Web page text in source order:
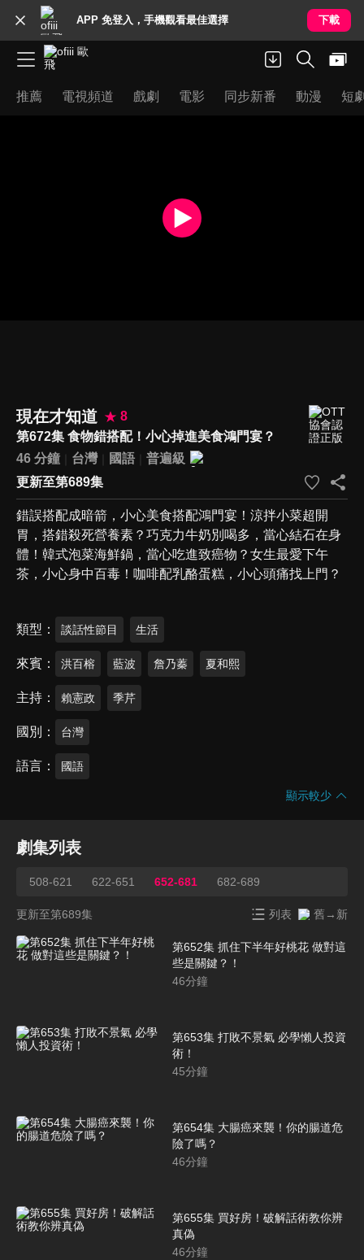
APP 免登入，手機觀看最佳選擇 下載
推薦 電視頻道 戲劇 電影 同步新番 動漫 短
現在才知道
8
第672集 食物錯搭配！小心掉進美食鴻門宴？
46 分鐘
台灣 國語
普遍級
更新至第689集
錯誤搭配成暗箭，小心美食搭配鴻門宴！涼拌小菜超開
胃，搭錯殺死營養素？巧克力牛奶別喝多，當心結石在身
體！韓式泡菜海鮮鍋，當心吃進致癌物？女生最愛下午
茶，小心身中百毒！咖啡配乳酪蛋糕，小心頭痛找上門？
類型 談話性節目 生活
來賓 洪百榕 藍波 詹乃蓁 夏和熙
主持 賴憲政 季芹
國別 台灣
語言 國語
顯示較少
劇集列表
508-621 622-651 652-681 682-689
更新至第689集 列表 舊→新
第652集 抓住下半年好桃花 做對這
些是關鍵？！
46分鐘
第653集 打敗不景氣 必學懶人投資
術！
45分鐘
第654集 大腸癌來襲！你的腸道危
險了嗎？
46分鐘
第655集 買好房！破解話術教你辨
真偽
46分鐘